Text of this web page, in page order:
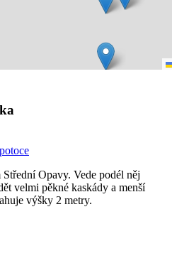
Opavy. Vede podél něj
velmi pěkné kaskády a menší
výšky 2 metry.